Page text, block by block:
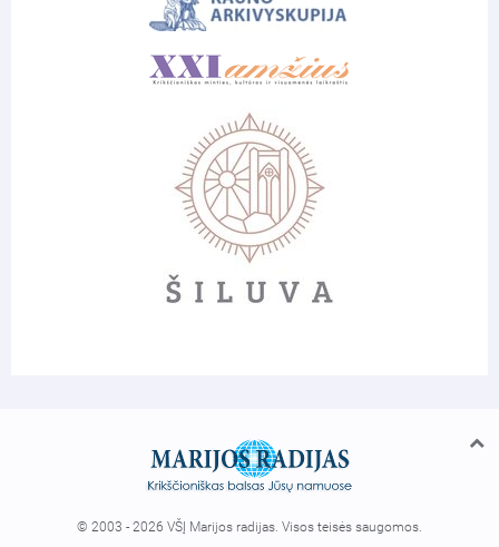
© 2003 - 2026 VŠĮ Marijos radijas. Visos teisės saugomos.